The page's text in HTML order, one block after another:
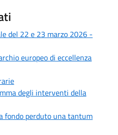
del 22 e 23 marzo 2026 -
europeo di eccellenza
degli interventi della
fondo perduto una tantum